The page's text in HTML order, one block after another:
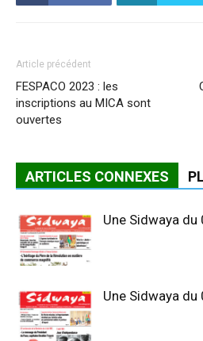
Article précédent
FESPACO 2023 : les
inscriptions au MICA sont
ouvertes
ARTICLES CONNEXES
Une Sidwaya
Une Sidwaya